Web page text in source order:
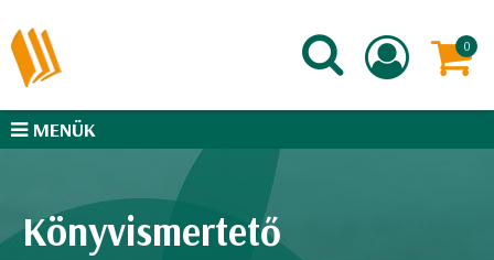
MENÜK
Könyvismertető